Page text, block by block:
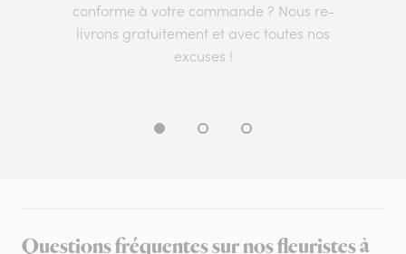
conforme à votre commande ? Nous re-
livrons gratuitement et avec toutes nos
excuses !
Questions fréquentes sur nos fleuristes à